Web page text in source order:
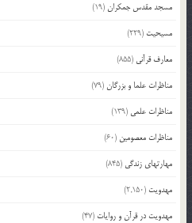
مسجد مقدس جمکران (19)
مسیحیت (229)
معارف قرآنی (855)
مناظرات علما و بزرگان (79)
مناظرات علمی (139)
مناظرات معصومین (60)
مهارتهای زندگی (845)
مهدویت (2,150)
مهدویت در قرآن و روایات (47)